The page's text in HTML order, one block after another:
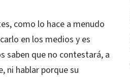
como lo hace a menudo
en los medios y es
saben que no contestará, a
ni hablar porque su